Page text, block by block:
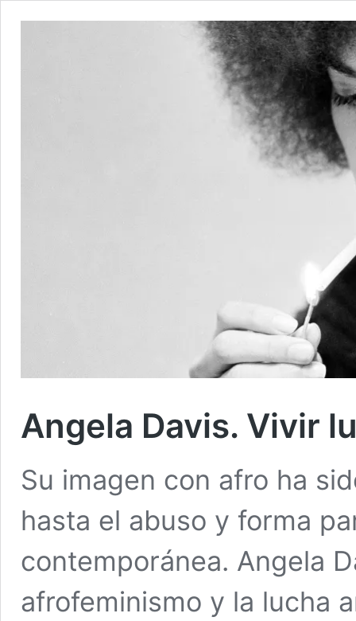
Angela Davis. Vivir
Su imagen con afro ha
hasta el abuso y forma
contemporánea. Angela
afrofeminismo y la lucha